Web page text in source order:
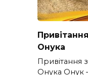
Онука
Привітання
Онука Онук